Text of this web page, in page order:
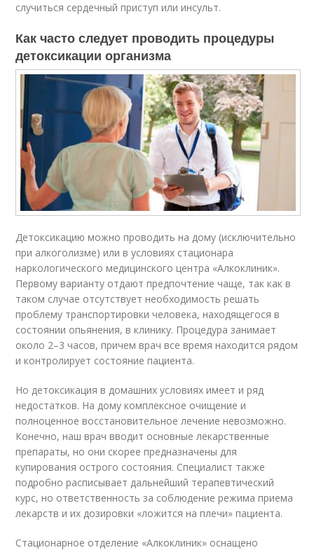
случиться сердечный приступ или инсульт.
Как часто следует проводить процедуры
детоксикации организма
Детоксикацию можно проводить на дому (исключительно
при алкоголизме) или в условиях стационара
наркологического медицинского центра «Алкоклиник».
Первому варианту отдают предпочтение чаще, так как в
таком случае отсутствует необходимость решать
проблему транспортировки человека, находящегося в
состоянии опьянения, в клинику. Процедура занимает
около 2–3 часов, причем врач все время находится рядом
и контролирует состояние пациента.
Но детоксикация в домашних условиях имеет и ряд
недостатков. На дому комплексное очищение и
полноценное восстановительное лечение невозможно.
Конечно, наш врач вводит основные лекарственные
препараты, но они скорее предназначены для
купирования острого состояния. Специалист также
подробно расписывает дальнейший терапевтический
курс, но ответственность за соблюдение режима приема
лекарств и их дозировки «ложится на плечи» пациента.
Стационарное отделение «Алкоклиник» оснащено